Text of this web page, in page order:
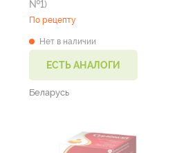
№1)
По рецепту
Нет в наличии
ЕСТЬ АНАЛОГИ
Беларусь